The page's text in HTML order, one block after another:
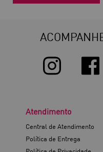
Atendimento
Central de Atendimento
Política de Entrega